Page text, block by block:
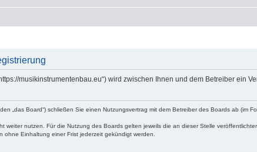
musikinstrumentenbau.eu“) wird zwischen Ihnen und dem Betreiber ein
„das Board“) schließen Sie einen Nutzungsvertrag mit dem Betreiber des Boards ab (im
nutzen. Für die Nutzung des Boards gelten jeweils die an dieser Stelle
Einhaltung einer Frist jederzeit gekündigt werden.